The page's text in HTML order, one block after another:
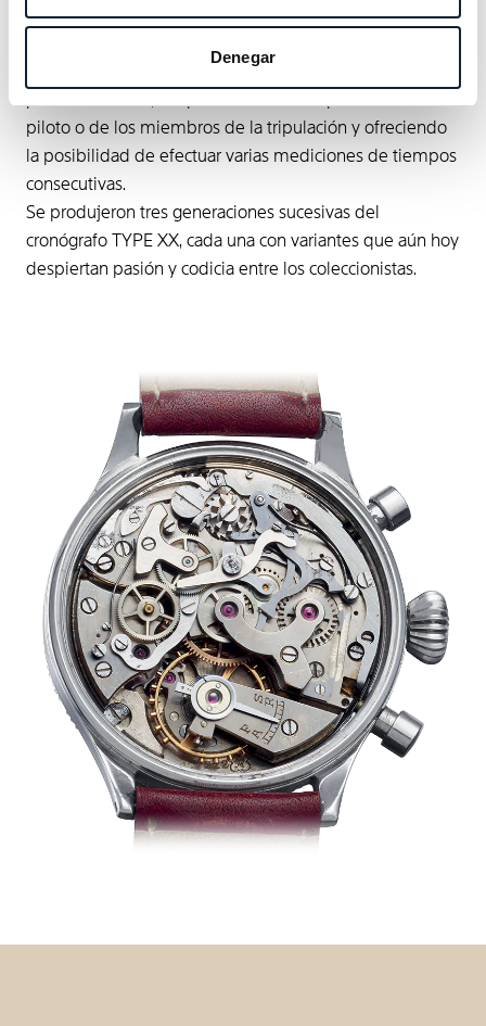
Denegar
equipado con un cronógrafo flyback, su función
función cronógrafo mediante la simple presión del
pulsador inferior, simplificando así las operaciones del
piloto o de los miembros de la tripulación y ofreciendo
la posibilidad de efectuar varias mediciones de tiempos
consecutivas.
Se produjeron tres generaciones sucesivas del
cronógrafo TYPE XX, cada una con variantes que aún hoy
despiertan pasión y codicia entre los coleccionistas.